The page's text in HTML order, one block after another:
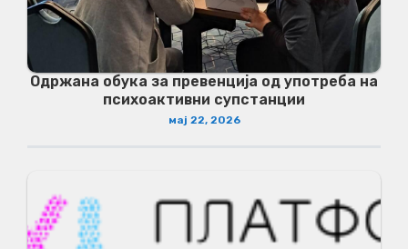
Одржана обука за превенција од употреба на
психоактивни супстанции
мај 22, 2026